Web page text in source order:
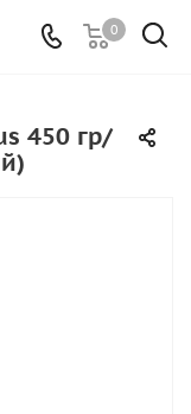
0
450 гр/